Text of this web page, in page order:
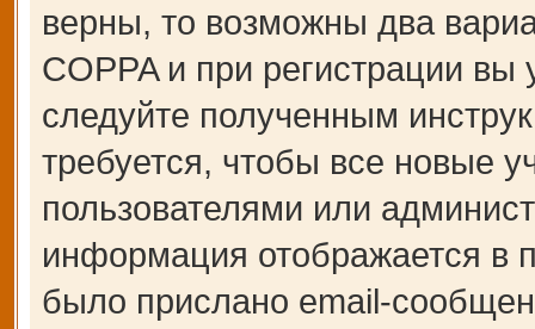
верны, то возможны два
COPPA и при регистрации вы
следуйте полученным
требуется, чтобы все новые
пользователями или
информация отображается в
было прислано email-